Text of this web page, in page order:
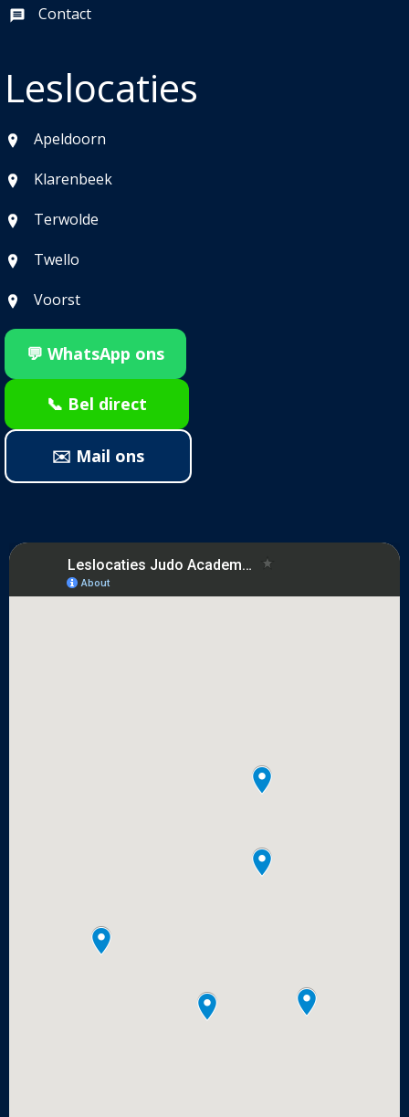
Contact
Leslocaties
Apeldoorn
Klarenbeek
Terwolde
Twello
Voorst
💬 WhatsApp ons
📞 Bel direct
✉️ Mail ons